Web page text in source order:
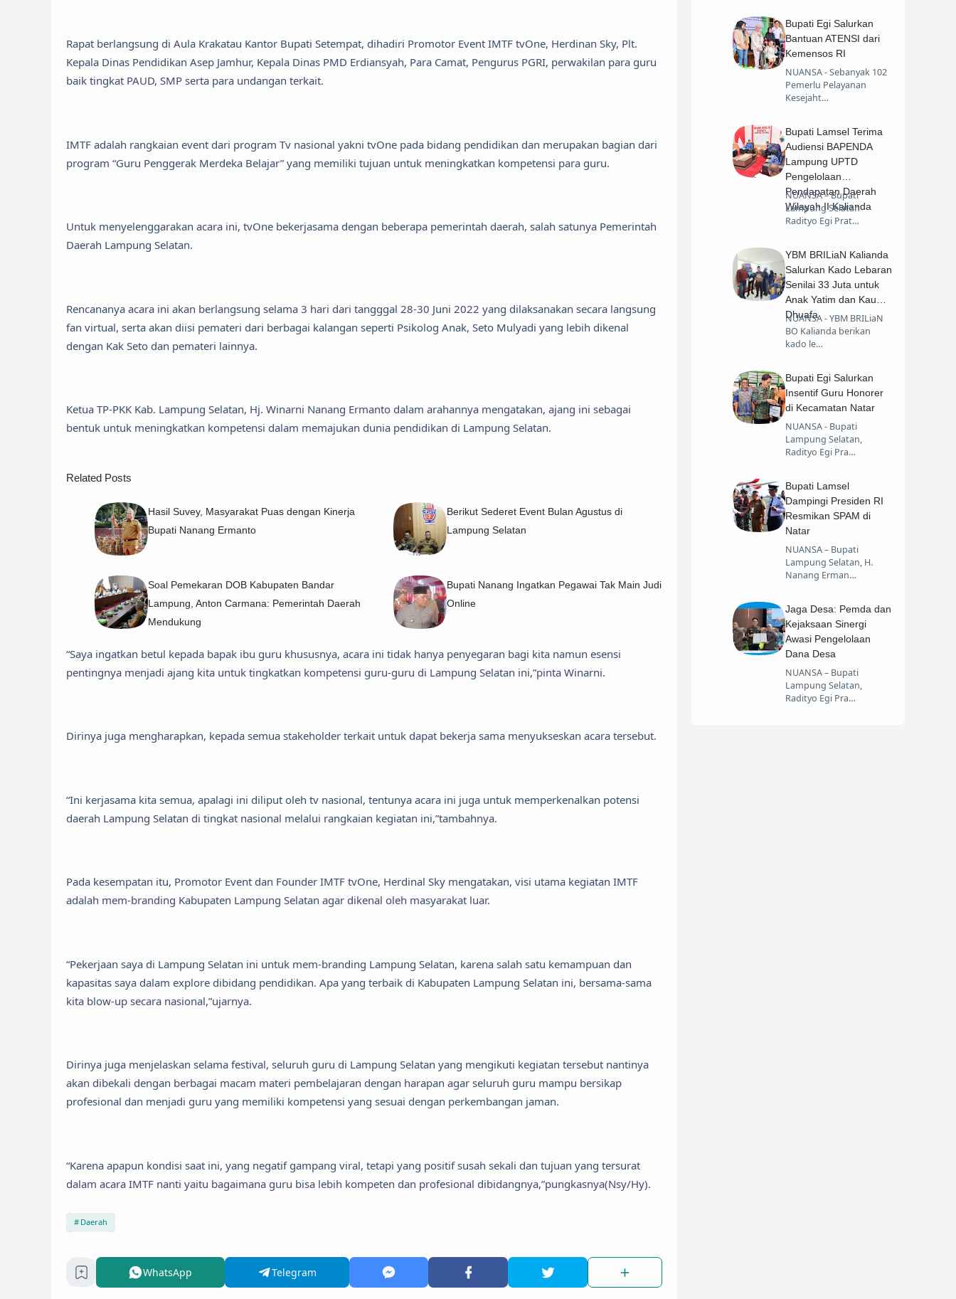
Rapat berlangsung di Aula Krakatau Kantor Bupati Setempat, dihadiri Promotor Event IMTF tvOne, Herdinan Sky, Plt.
Kepala Dinas Pendidikan Asep Jamhur, Kepala Dinas PMD Erdiansyah, Para Camat, Pengurus PGRI, perwakilan para guru
baik tingkat PAUD, SMP serta para undangan terkait.
IMTF adalah rangkaian event dari program Tv nasional yakni tvOne pada bidang pendidikan dan merupakan bagian dari
program “Guru Penggerak Merdeka Belajar” yang memiliki tujuan untuk meningkatkan kompetensi para guru.
Untuk menyelenggarakan acara ini, tvOne bekerjasama dengan beberapa pemerintah daerah, salah satunya Pemerintah
Daerah Lampung Selatan.
Rencananya acara ini akan berlangsung selama 3 hari dari tangggal 28-30 Juni 2022 yang dilaksanakan secara langsung
fan virtual, serta akan diisi pemateri dari berbagai kalangan seperti Psikolog Anak, Seto Mulyadi yang lebih dikenal
dengan Kak Seto dan pemateri lainnya.
Ketua TP-PKK Kab. Lampung Selatan, Hj. Winarni Nanang Ermanto dalam arahannya mengatakan, ajang ini sebagai
bentuk untuk meningkatkan kompetensi dalam memajukan dunia pendidikan di Lampung Selatan.
Related Posts
Hasil Suvey, Masyarakat Puas dengan Kinerja
Bupati Nanang Ermanto
Berikut Sederet Event Bulan Agustus di
Lampung Selatan
Soal Pemekaran DOB Kabupaten Bandar
Lampung, Anton Carmana: Pemerintah Daerah
Mendukung
Bupati Nanang Ingatkan Pegawai Tak Main Judi
Online
“Saya ingatkan betul kepada bapak ibu guru khususnya, acara ini tidak hanya penyegaran bagi kita namun esensi
pentingnya menjadi ajang kita untuk tingkatkan kompetensi guru-guru di Lampung Selatan ini,”pinta Winarni.
Dirinya juga mengharapkan, kepada semua stakeholder terkait untuk dapat bekerja sama menyukseskan acara tersebut.
“Ini kerjasama kita semua, apalagi ini diliput oleh tv nasional, tentunya acara ini juga untuk memperkenalkan potensi
daerah Lampung Selatan di tingkat nasional melalui rangkaian kegiatan ini,”tambahnya.
Pada kesempatan itu, Promotor Event dan Founder IMTF tvOne, Herdinal Sky mengatakan, visi utama kegiatan IMTF
adalah mem-branding Kabupaten Lampung Selatan agar dikenal oleh masyarakat luar.
“Pekerjaan saya di Lampung Selatan ini untuk mem-branding Lampung Selatan, karena salah satu kemampuan dan
kapasitas saya dalam explore dibidang pendidikan. Apa yang terbaik di Kabupaten Lampung Selatan ini, bersama-sama
kita blow-up secara nasional,”ujarnya.
Dirinya juga menjelaskan selama festival, seluruh guru di Lampung Selatan yang mengikuti kegiatan tersebut nantinya
akan dibekali dengan berbagai macam materi pembelajaran dengan harapan agar seluruh guru mampu bersikap
profesional dan menjadi guru yang memiliki kompetensi yang sesuai dengan perkembangan jaman.
“Karena apapun kondisi saat ini, yang negatif gampang viral, tetapi yang positif susah sekali dan tujuan yang tersurat
dalam acara IMTF nanti yaitu bagaimana guru bisa lebih kompeten dan profesional dibidangnya,”pungkasnya(Nsy/Hy).
Daerah
WhatsApp Telegram
Bupati Egi Salurkan
Bantuan ATENSI dari
Kemensos RI
NUANSA - Sebanyak 102
Pemerlu Pelayanan
Kesejaht…
Bupati Lamsel Terima
Audiensi BAPENDA
Lampung UPTD
Pengelolaan
Pendapatan Daerah
Wilayah II Kalianda
NUANSA – Bupati
Lampung Selatan
Radityo Egi Prat…
YBM BRILiaN Kalianda
Salurkan Kado Lebaran
Senilai 33 Juta untuk
Anak Yatim dan Kaum
Dhuafa
NUANSA - YBM BRILiaN
BO Kalianda berikan
kado le…
Bupati Egi Salurkan
Insentif Guru Honorer
di Kecamatan Natar
NUANSA - Bupati
Lampung Selatan,
Radityo Egi Pra…
Bupati Lamsel
Dampingi Presiden RI
Resmikan SPAM di
Natar
NUANSA – Bupati
Lampung Selatan, H.
Nanang Erman…
Jaga Desa: Pemda dan
Kejaksaan Sinergi
Awasi Pengelolaan
Dana Desa
NUANSA – Bupati
Lampung Selatan,
Radityo Egi Pra…